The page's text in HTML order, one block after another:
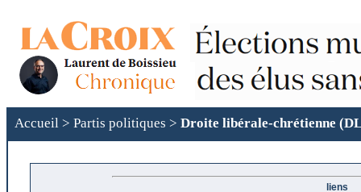
Accueil > Partis politiques > Droite libérale-chrétienne
liens